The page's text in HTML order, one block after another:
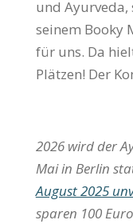
und
seinem Booky
für uns. Da
Plätzen! Der
2026 wird der
Mai in Berlin
August 2025
sparen 100